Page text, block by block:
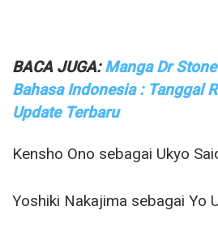
BACA JUGA:Manga Dr
Bahasa Indonesia : Tanggal
Update Terbaru
Kensho Ono sebagai Ukyo
Yoshiki Nakajima sebagai Yo